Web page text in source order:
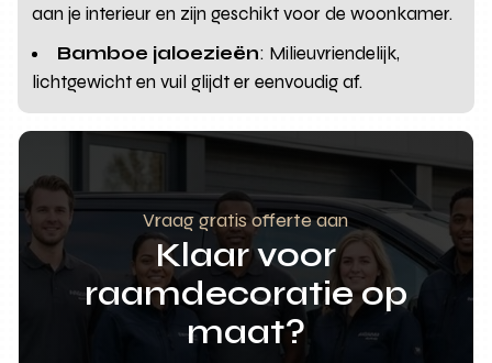
aan je interieur en zijn geschikt voor de woonkamer.
Bamboe jaloezieën: Milieuvriendelijk,
lichtgewicht en vuil glijdt er eenvoudig af.
Vraag gratis offerte aan
Klaar voor
raamdecoratie op
maat?